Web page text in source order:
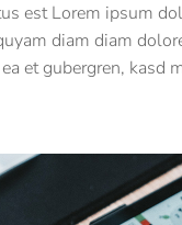
est Lorem ipsum
diam diam
et gubergren, kasd